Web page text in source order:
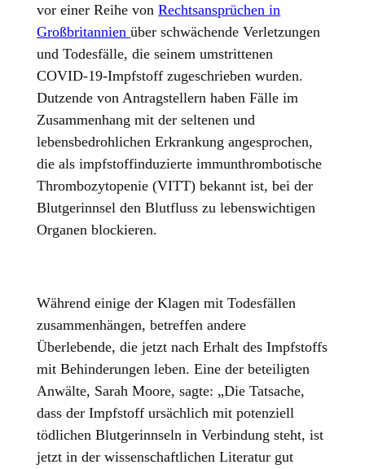
vor einer Reihe vonRechtsansprüchen in
Großbritannienüber schwächende Verletzungen
und Todesfälle, die seinem umstrittenen
COVID-19-Impfstoff zugeschrieben wurden.
Dutzende von Antragstellern haben Fälle im
Zusammenhang mit der seltenen und
lebensbedrohlichen Erkrankung angesprochen,
die als impfstoffinduzierte immunthrombotische
Thrombozytopenie (VITT) bekannt ist, bei der
Blutgerinnsel den Blutfluss zu lebenswichtigen
Organen blockieren.
Während einige der Klagen mit Todesfällen
zusammenhängen, betreffen andere
Überlebende, die jetzt nach Erhalt des Impfstoffs
mit Behinderungen leben. Eine der beteiligten
Anwälte, Sarah Moore, sagte: „Die Tatsache,
dass der Impfstoff ursächlich mit potenziell
tödlichen Blutgerinnseln in Verbindung steht, ist
jetzt in der wissenschaftlichen Literatur gut